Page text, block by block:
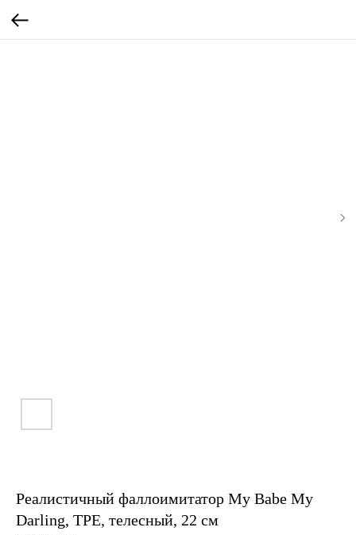
Реалистичный фаллоимитатор My Babe My
Darling, TPE, телесный, 22 см